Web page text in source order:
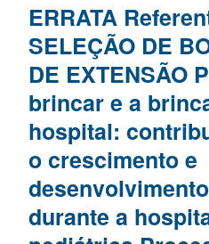
ERRATA
SELEÇÃO DE
DE EXTENSÃO
brincar e a
hospital:
o crescimento e
durante a